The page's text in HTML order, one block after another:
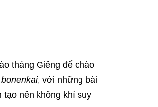
tháng Giêng để chào
bonenkai, với những bài
tạo nên không khí suy